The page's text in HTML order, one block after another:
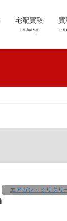
宅配買取
Delivery
買
エアガン・ミリタリ